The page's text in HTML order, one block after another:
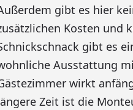
gibt es hier
Kosten und
gibt es
Ausstattung
wirkt
Zeit ist die